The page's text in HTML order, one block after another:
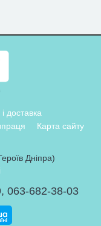
доставка
Карта сайту
Дніпра)
, 063-682-38-03